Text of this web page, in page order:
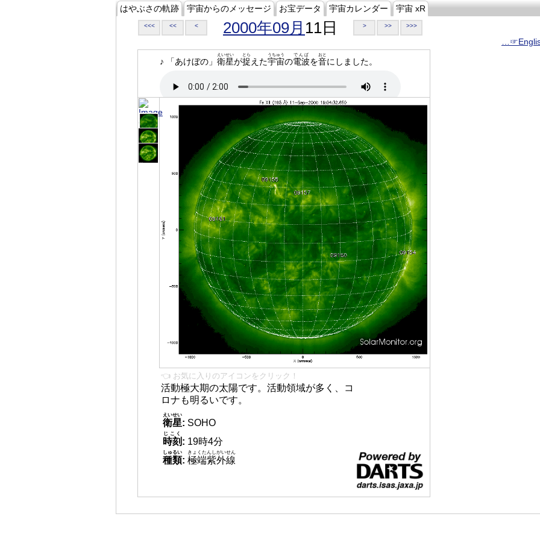
はやぶさの軌跡 宇宙からのメッセージ お宝データ 宇宙カレンダー 宇宙 xR
<<< << < 2000年09月 11日 > >> >>>
♪ 「あけぼの」 衛星
えいせい
が捉
とら
えた宇宙
うちゅう
の電波
でんぱ
を音
おと
にしました。
👈 お気に入りのアイコンをクリック！
活動極大期の太陽です。活動領域が多く、コ
ロナも明るいです。
衛星
えいせい
: SOHO
時刻
じこく
: 19時4分
種類
しゅるい
: 極端紫外線
きょくたんしがいせん